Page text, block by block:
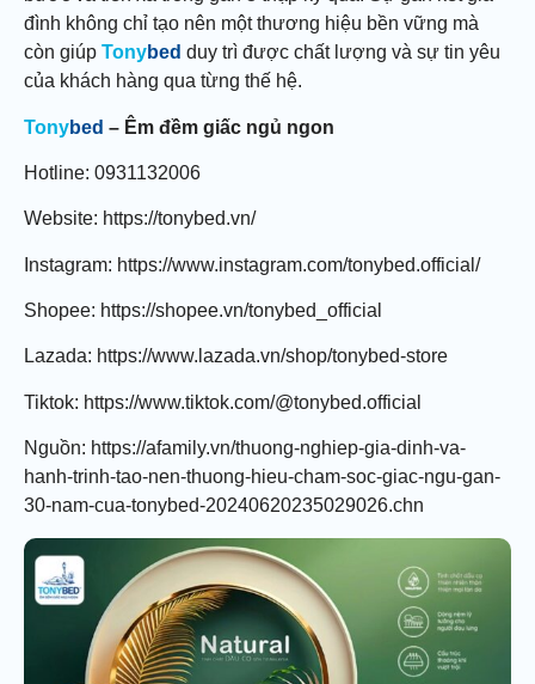
đình không chỉ tạo nên một thương hiệu bền vững mà
còn giúp Tonybed duy trì được chất lượng và sự tin yêu
của khách hàng qua từng thế hệ.
Tonybed – Êm đềm giấc ngủ ngon
Hotline: 0931132006
Website: https://tonybed.vn/
Instagram: https://www.instagram.com/tonybed.official/
Shopee: https://shopee.vn/tonybed_official
Lazada: https://www.lazada.vn/shop/tonybed-store
Tiktok: https://www.tiktok.com/@tonybed.official
Nguồn: https://afamily.vn/thuong-nghiep-gia-dinh-va-
hanh-trinh-tao-nen-thuong-hieu-cham-soc-giac-ngu-gan-
30-nam-cua-tonybed-20240620235029026.chn